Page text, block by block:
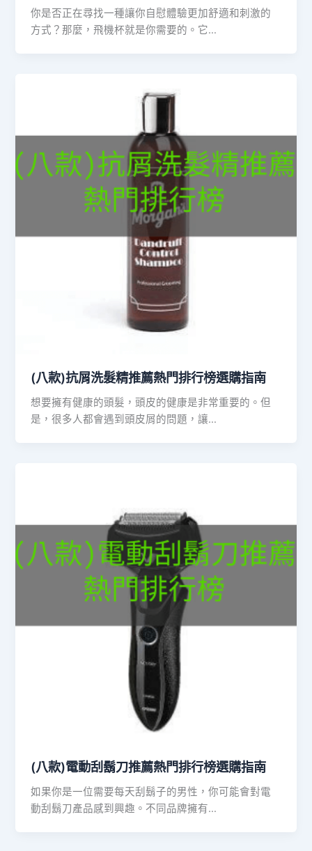
你是否正在尋找一種讓你自慰體驗更加舒適和刺激的
方式？那麼，飛機杯就是你需要的。它…
(八款)抗屑洗髮精推薦熱門排行榜選購指南
想要擁有健康的頭髮，頭皮的健康是非常重要的。但
是，很多人都會遇到頭皮屑的問題，讓…
(八款)電動刮鬍刀推薦熱門排行榜選購指南
如果你是一位需要每天刮鬍子的男性，你可能會對電
動刮鬍刀產品感到興趣。不同品牌擁有…